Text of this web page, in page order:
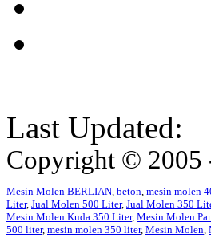
Last Updated:
Copyright © 2005
Mesin Molen BERLIAN beton mesin molen
Liter, Jual Molen 500 Liter, Jual Molen 350
Mesin Molen Kuda 350 Liter, Mesin Molen
500 liter, mesin molen 350 liter, Mesin Molen